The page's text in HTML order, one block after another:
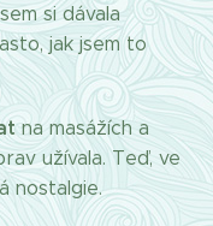
si dávala
jak jsem to
na masážích a
užívala. Teď, ve
nostalgie.